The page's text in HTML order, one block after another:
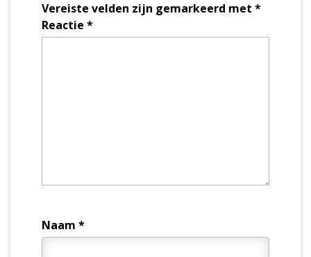
Vereiste velden zijn gemarkeerd met *
Reactie *
Naam *